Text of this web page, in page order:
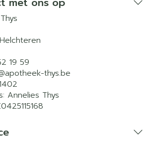
19 59
apotheek-thys.be
Annelies Thys